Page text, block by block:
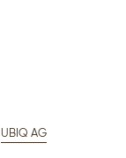
UBIQ AG